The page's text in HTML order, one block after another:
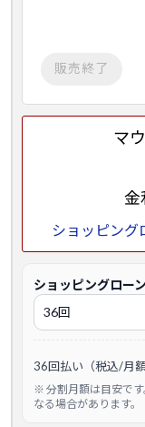
販売終了
マ
金
ショッピン
ショッピングロー
36回払い（税込/月額
※ 分割月額は目安で
なる場合があります。